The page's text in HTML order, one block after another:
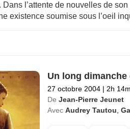
Dans l’attente de nouvelles de
existence soumise sous l’oeil
Un long
27 octobre 2004 | 2h
De Jean-Pierre Jeunet
Avec Audrey Tautou